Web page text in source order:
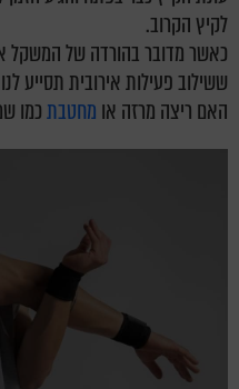
לקיץ הקרוב.
כאשר מדובר בהורדה של המשקל
ששילוב פעילות אירובית תסייע
האם ריצה מרזה או מחטבתכמו